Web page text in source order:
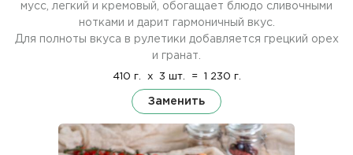
мусс, легкий и кремовый, обогащает блюдо сливочными
нотками и дарит гармоничный вкус.
Для полноты вкуса в рулетики добавляется грецкий орех
и гранат.
410 г. x 3 шт. = 1 230 г.
Заменить